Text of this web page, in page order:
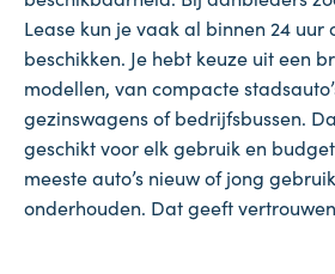
Lease kun je vaak al binnen 24 uur
beschikken. Je hebt keuze uit een
modellen, van compacte
gezinswagens of bedrijfsbussen.
geschikt voor elk gebruik en
meeste auto’s nieuw of jong
onderhouden. Dat geeft